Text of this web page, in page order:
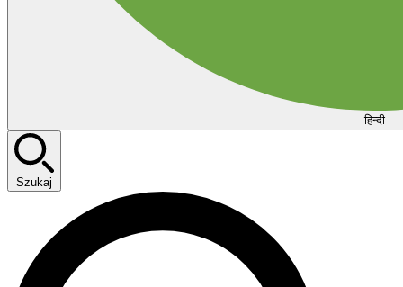
हिन्दी
Szukaj